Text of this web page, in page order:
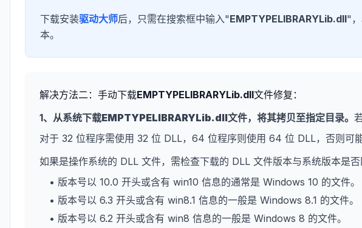
下载安装驱动大师后，只需在搜索框中输入"EMPTYPELIBRARYLib.dll"，
本。
解决方法二：手动下载EMPTYPELIBRARYLib.dll文件修复：
1、从系统下载EMPTYPELIBRARYLib.dll文件，将其拷贝至指定目录。
对于 32 位程序需使用 32 位 DLL，64 位程序则使用 64 位 DLL，否则可
如果是操作系统的 DLL 文件，需检查下载的 DLL 文件版本与系统版本是否
• 版本号以 10.0 开头或含有 win10 信息的通常是 Windows 10 的文件。
• 版本号以 6.3 开头或含有 win8.1 信息的一般是 Windows 8.1 的文件。
• 版本号以 6.2 开头或含有 win8 信息的一般是 Windows 8 的文件。